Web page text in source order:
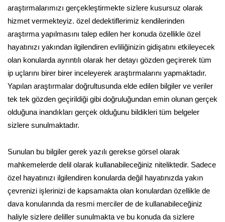
araştırmalarımızı gerçekleştirmekte sizlere kusursuz olarak
hizmet vermekteyiz. özel dedektiflerimiz kendilerinden
araştırma yapılmasını talep edilen her konuda özellikle özel
hayatınızı yakından ilgilendiren evliliğinizin gidişatını etkileyecek
olan konularda ayrıntılı olarak her detayı gözden geçirerek tüm
ip uçlarını birer birer inceleyerek araştırmalarını yapmaktadır.
Yapılan araştırmalar doğrultusunda elde edilen bilgiler ve veriler
tek tek gözden geçirildiği gibi doğruluğundan emin olunan gerçek
olduğuna inandıkları gerçek olduğunu bildikleri tüm belgeler
sizlere sunulmaktadır.
Sunulan bu bilgiler gerek yazılı gerekse görsel olarak
mahkemelerde delil olarak kullanabileceğiniz niteliktedir. Sadece
özel hayatınızı ilgilendiren konularda değil hayatınızda yakın
çevrenizi işlerinizi de kapsamakta olan konulardan özellikle de
dava konularında da resmi merciler de de kullanabileceğiniz
haliyle sizlere deliller sunulmakta ve bu konuda da sizlere